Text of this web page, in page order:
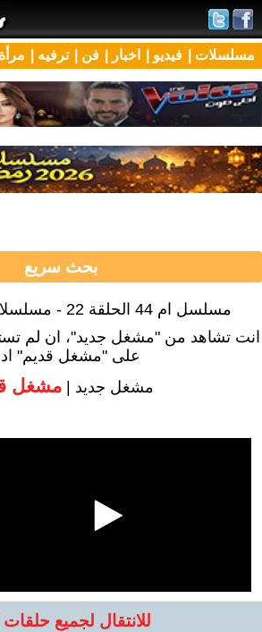
مسلسلات | فيديو | اخبار | فن | ترفيه | مرأة
مسلسل ام 44 الحلقة 22 - مسلسلات رمضان 2025
انت تشاهد من "مشغل جديد"، ان لم
على "مشغل قديم"
مشغل جديد | مشغل
للانتقال لجميع حلقات